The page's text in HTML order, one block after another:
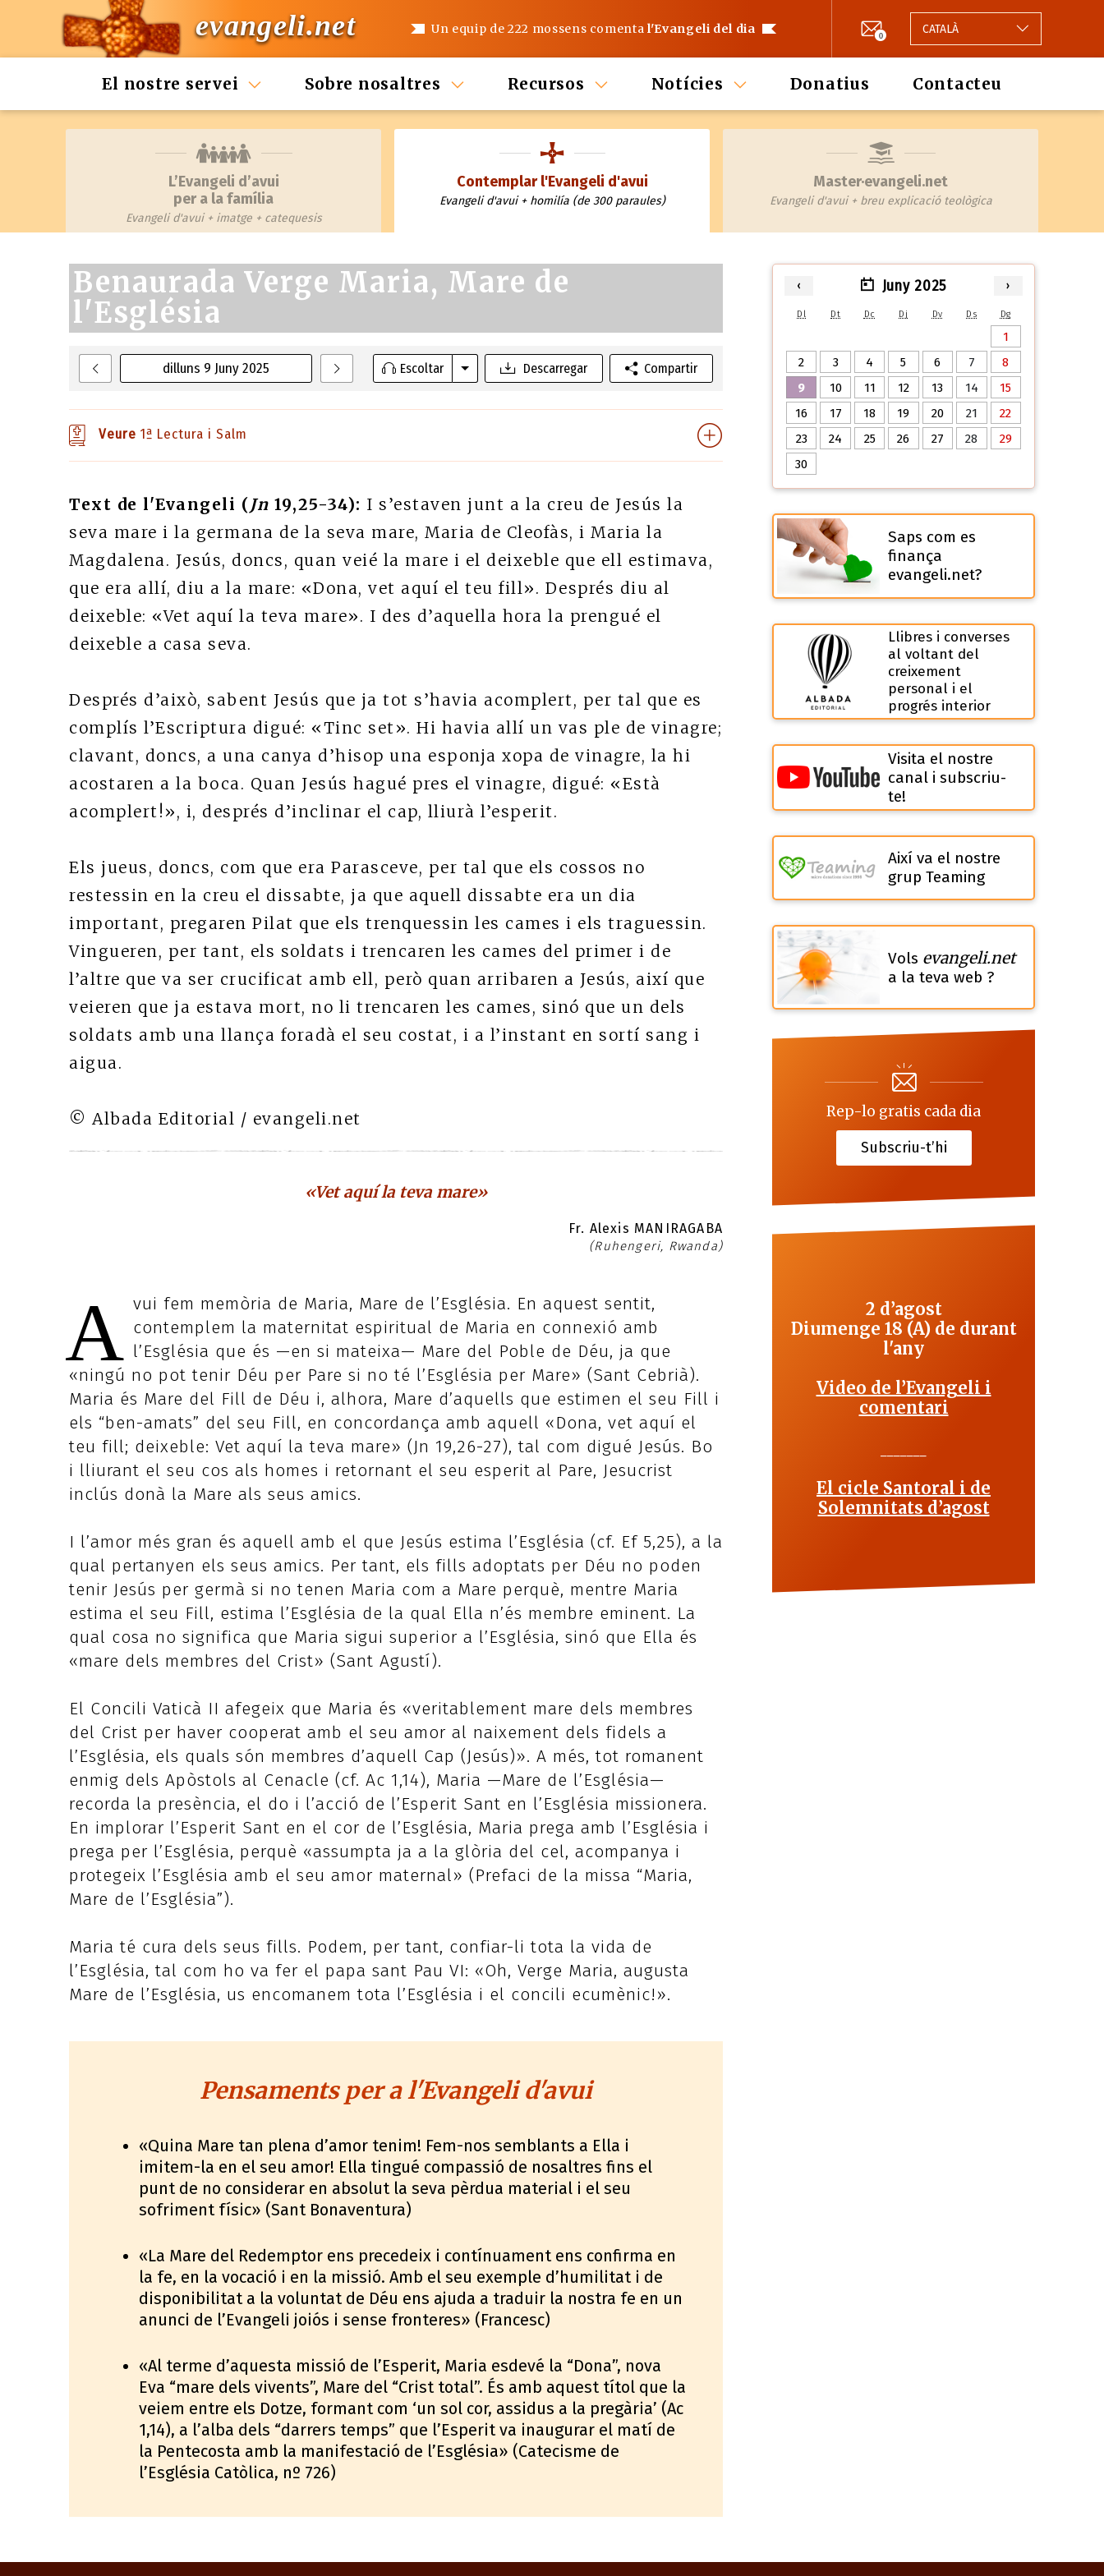
evangeli.net Un equip de 222 mossens comental'Evangeli del dia 0 CATALÀ
El nostre servei Sobre nosaltres Recursos Notícies Donatius Contacteu
L’Evangeli d’avui
per a la família
Evangeli d'avui + imatge + catequesis
Contemplar l'Evangeli d'avui
Evangeli d'avui + homilía (de 300 paraules)
Master·evangeli.net
Evangeli d'avui + breu explicació teològica
dilluns 9 Juny 2025
Benaurada Verge Maria, Mare de
l'Església
Escoltar Descarregar Compartir
Veure 1ª Lectura i Salm
Text de l'Evangeli (Jn 19,25-34): I s’estaven junt a la creu de Jesús la
seva mare i la germana de la seva mare, Maria de Cleofàs, i Maria la
Magdalena. Jesús, doncs, quan veié la mare i el deixeble que ell estimava,
que era allí, diu a la mare: «Dona, vet aquí el teu fill». Després diu al
deixeble: «Vet aquí la teva mare». I des d’aquella hora la prengué el
deixeble a casa seva.
Després d’això, sabent Jesús que ja tot s’havia acomplert, per tal que es
complís l’Escriptura digué: «Tinc set». Hi havia allí un vas ple de vinagre;
clavant, doncs, a una canya d’hisop una esponja xopa de vinagre, la hi
acostaren a la boca. Quan Jesús hagué pres el vinagre, digué: «Està
acomplert!», i, després d’inclinar el cap, lliurà l’esperit.
Els jueus, doncs, com que era Parasceve, per tal que els cossos no
restessin en la creu el dissabte, ja que aquell dissabte era un dia
important, pregaren Pilat que els trenquessin les cames i els traguessin.
Vingueren, per tant, els soldats i trencaren les cames del primer i de
l’altre que va ser crucificat amb ell, però quan arribaren a Jesús, així que
veieren que ja estava mort, no li trencaren les cames, sinó que un dels
soldats amb una llança foradà el seu costat, i a l’instant en sortí sang i
aigua.
© Albada Editorial / evangeli.net
«Vet aquí la teva mare»
Fr. Alexis MANIRAGABA
(Ruhengeri, Rwanda)
A vui fem memòria de Maria, Mare de l’Església. En aquest sentit,
contemplem la maternitat espiritual de Maria en connexió amb
l’Església que és —en si mateixa— Mare del Poble de Déu, ja que
«ningú no pot tenir Déu per Pare si no té l’Església per Mare» (Sant Cebrià).
Maria és Mare del Fill de Déu i, alhora, Mare d’aquells que estimen el seu Fill i
els “ben-amats” del seu Fill, en concordança amb aquell «Dona, vet aquí el
teu fill; deixeble: Vet aquí la teva mare» (Jn 19,26-27), tal com digué Jesús. Bo
i lliurant el seu cos als homes i retornant el seu esperit al Pare, Jesucrist
inclús donà la Mare als seus amics.
I l’amor més gran és aquell amb el que Jesús estima l’Església (cf. Ef 5,25), a la
qual pertanyen els seus amics. Per tant, els fills adoptats per Déu no poden
tenir Jesús per germà si no tenen Maria com a Mare perquè, mentre Maria
estima el seu Fill, estima l’Església de la qual Ella n’és membre eminent. La
qual cosa no significa que Maria sigui superior a l’Església, sinó que Ella és
«mare dels membres del Crist» (Sant Agustí).
El Concili Vaticà II afegeix que Maria és «veritablement mare dels membres
del Crist per haver cooperat amb el seu amor al naixement dels fidels a
l’Església, els quals són membres d’aquell Cap (Jesús)». A més, tot romanent
enmig dels Apòstols al Cenacle (cf. Ac 1,14), Maria —Mare de l’Església—
recorda la presència, el do i l’acció de l’Esperit Sant en l’Església missionera.
En implorar l’Esperit Sant en el cor de l’Església, Maria prega amb l’Església i
prega per l’Església, perquè «assumpta ja a la glòria del cel, acompanya i
protegeix l’Església amb el seu amor maternal» (Prefaci de la missa “Maria,
Mare de l’Església”).
Maria té cura dels seus fills. Podem, per tant, confiar-li tota la vida de
l’Església, tal com ho va fer el papa sant Pau VI: «Oh, Verge Maria, augusta
Mare de l’Església, us encomanem tota l’Església i el concili ecumènic!».
Pensaments per a l'Evangeli d'avui
«Quina Mare tan plena d’amor tenim! Fem-nos semblants a Ella i
imitem-la en el seu amor! Ella tingué compassió de nosaltres fins el
punt de no considerar en absolut la seva pèrdua material i el seu
sofriment físic» (Sant Bonaventura)
«La Mare del Redemptor ens precedeix i contínuament ens confirma en
la fe, en la vocació i en la missió. Amb el seu exemple d’humilitat i de
disponibilitat a la voluntat de Déu ens ajuda a traduir la nostra fe en un
anunci de l’Evangeli joiós i sense fronteres» (Francesc)
«Al terme d’aquesta missió de l’Esperit, Maria esdevé la “Dona”, nova
Eva “mare dels vivents”, Mare del “Crist total”. És amb aquest títol que la
veiem entre els Dotze, formant com ‘un sol cor, assidus a la pregària’ (Ac
1,14), a l’alba dels “darrers temps” que l’Esperit va inaugurar el matí de
la Pentecosta amb la manifestació de l’Església» (Catecisme de
l’Església Catòlica, nº 726)
‹ Juny 2025 ›
Dl Dt Dc Dj Dv Ds Dg
1
2
3 4 5 6 7
8
9
10 11 12 13 14
15
16
17 18 19 20 21
22
23
24 25 26 27 28
29
30
Saps com es
finança
evangeli.net?
Llibres i converses
al voltant del
creixement
personal i el
progrés interior
Visita el nostre
canal i subscriu-
te!
Així va el nostre
grup Teaming
Vols evangeli.net
a la teva web ?
Rep-lo gratis cada dia
Subscriu-t’hi
2 d’agost
Diumenge 18 (A) de durant
l'any
Video de l’Evangeli i
comentari
El cicle Santoral i de
Solemnitats d’agost